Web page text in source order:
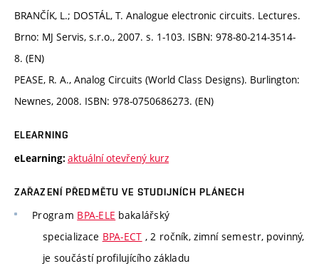
BRANČÍK, L.; DOSTÁL, T. Analogue electronic circuits. Lectures.
Brno: MJ Servis, s.r.o., 2007. s. 1-103. ISBN: 978-80-214-3514-
8. (EN)
PEASE, R. A., Analog Circuits (World Class Designs). Burlington:
Newnes, 2008. ISBN: 978-0750686273. (EN)
ELEARNING
eLearning: aktuální otevřený kurz
ZAŘAZENÍ PŘEDMĚTU VE STUDIJNÍCH PLÁNECH
Program BPA-ELE bakalářský
specializace BPA-ECT , 2 ročník, zimní semestr, povinný,
je součástí profilujícího základu